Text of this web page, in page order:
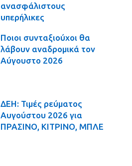
ανασφάλιστους
υπερήλικες
Ποιοι συνταξιούχοι θα
λάβουν αναδρομικά τον
Αύγουστο 2026
ΔΕΗ: Τιμές ρεύματος
Αυγούστου 2026 για
ΠΡΑΣΙΝΟ, ΚΙΤΡΙΝΟ, ΜΠΛΕ